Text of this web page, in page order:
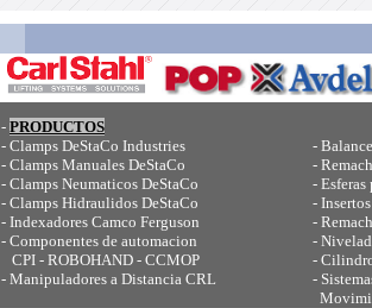
- PRODUCTOS
- Clamps DeStaCo Industries
- Clamps Manuales DeStaCo
- Clamps Neumaticos DeStaCo
- Clamps Hidraulidos DeStaCo
- Indexadores Camco Ferguson
- Componentes de automacion
CPI - ROBOHAND - CCMOP
- Manipuladores a Distancia CRL
-
-
-
-
-
-
-
-